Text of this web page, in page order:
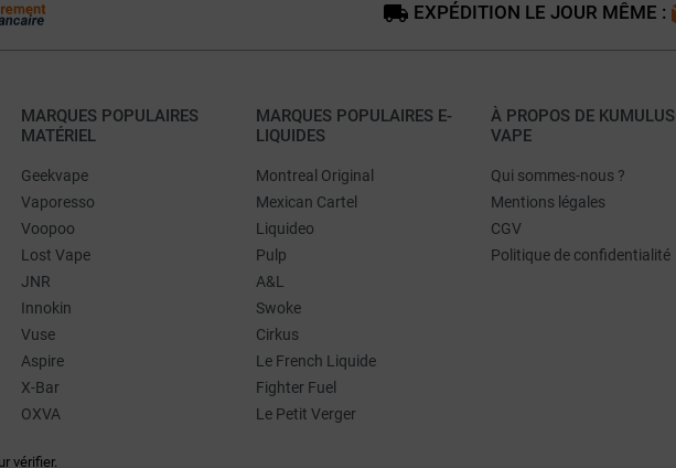
EXPÉDITION LE JOUR MÊME :
MARQUES POPULAIRES
MATÉRIEL
Geekvape
Vaporesso
Voopoo
Lost Vape
JNR
Innokin
Vuse
Aspire
X-Bar
OXVA
MARQUES POPULAIRES E-
LIQUIDES
Montreal Original
Mexican Cartel
Liquideo
Pulp
A&L
Swoke
Cirkus
Le French Liquide
Fighter Fuel
Le Petit Verger
À PROPOS DE KUMULUS
VAPE
Qui sommes-nous ?
Mentions légales
CGV
Politique de confidentialité
vérifier.